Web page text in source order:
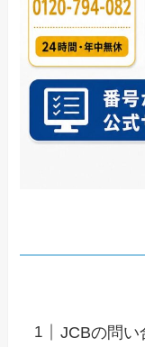
JCBの問い